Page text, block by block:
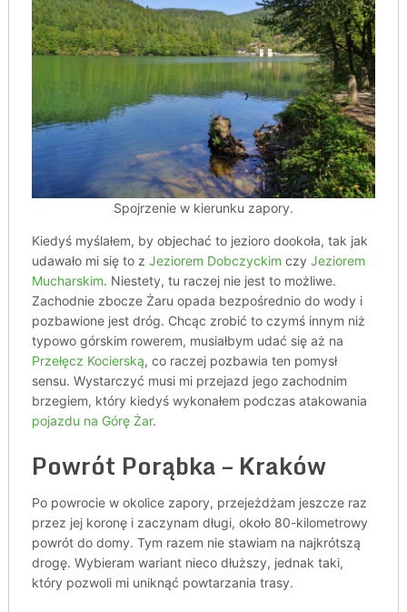
Spojrzenie w kierunku zapory.
Kiedyś myślałem, by objechać to jezioro dookoła, tak jak
udawało mi się to z Jeziorem Dobczyckim czy Jeziorem
Mucharskim. Niestety, tu raczej nie jest to możliwe.
Zachodnie zbocze Żaru opada bezpośrednio do wody i
pozbawione jest dróg. Chcąc zrobić to czymś innym niż
typowo górskim rowerem, musiałbym udać się aż na
Przełęcz Kocierską, co raczej pozbawia ten pomysł
sensu. Wystarczyć musi mi przejazd jego zachodnim
brzegiem, który kiedyś wykonałem podczas atakowania
pojazdu na Górę Żar.
Powrót Porąbka – Kraków
Po powrocie w okolice zapory, przejeżdżam jeszcze raz
przez jej koronę i zaczynam długi, około 80-kilometrowy
powrót do domy. Tym razem nie stawiam na najkrótszą
drogę. Wybieram wariant nieco dłuższy, jednak taki,
który pozwoli mi uniknąć powtarzania trasy.